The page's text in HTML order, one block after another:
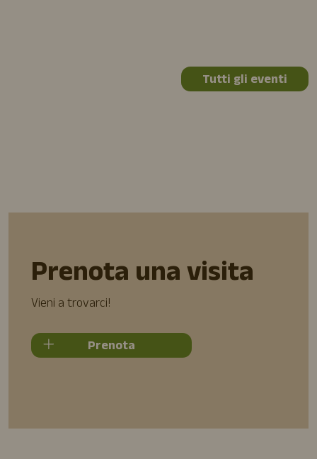
Tutti gli eventi
Prenota una visita
Vieni a trovarci!
Prenota